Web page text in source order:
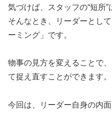
気づけば、スタッフの“短所
そんなとき、リーダーとし
ーミング」です。
物事の見方を変えることで、
て捉え直すことができます。
今回は、リーダー自身の内